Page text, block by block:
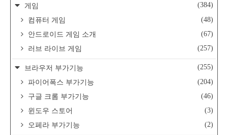
게임
(384)
컴퓨터 게임
(48)
안드로이드 게임 소개
(67)
러브 라이브 게임
(257)
브라우저 부가기능
(255)
파이어폭스 부가기능
(204)
구글 크롬 부가기능
(46)
윈도우 스토어
(3)
오페라 부가기능
(2)